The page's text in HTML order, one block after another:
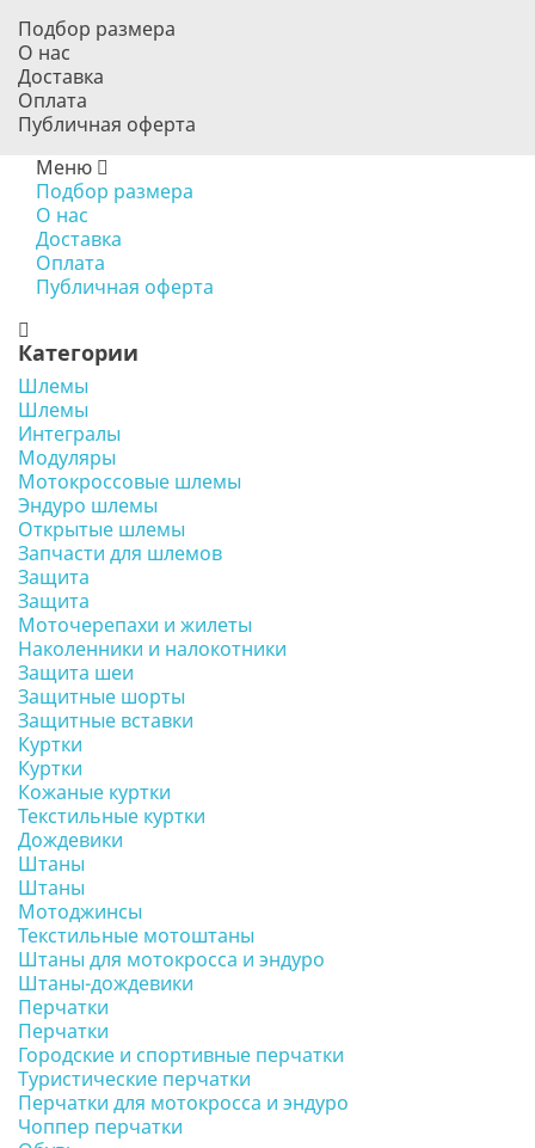
Подбор размера
О нас
Доставка
Оплата
Публичная оферта
Меню
Подбор размера
О нас
Доставка
Оплата
Публичная оферта
Категории
Шлемы
Шлемы
Интегралы
Модуляры
Мотокроссовые шлемы
Эндуро шлемы
Открытые шлемы
Запчасти для шлемов
Защита
Защита
Моточерепахи и жилеты
Наколенники и налокотники
Защита шеи
Защитные шорты
Защитные вставки
Куртки
Куртки
Кожаные куртки
Текстильные куртки
Дождевики
Штаны
Штаны
Мотоджинсы
Текстильные мотоштаны
Штаны для мотокросса и эндуро
Штаны-дождевики
Перчатки
Перчатки
Городские и спортивные перчатки
Туристические перчатки
Перчатки для мотокросса и эндуро
Чоппер перчатки